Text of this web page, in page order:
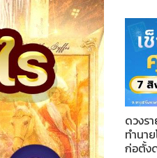
ดวงร
ทำนา
ก่อตั้ง